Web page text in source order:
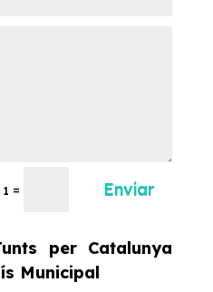
= Enviar
per Catalunya
Municipal